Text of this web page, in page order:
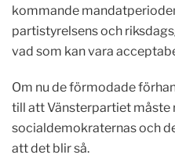
kommande
partistyrelsens och
vad som kan vara
Om nu de förmodade
till att Vänsterpartiet måste
socialdemokraternas och
att det blir så.